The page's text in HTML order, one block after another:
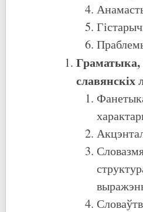
Граматыка,
славянскіх